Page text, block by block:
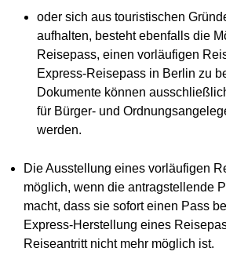
oder sich aus touristischen
aufhalten, besteht ebenfalls die
Reisepass, einen vorläufigen
Express-Reisepass in Berlin zu
Dokumente können
für Bürger- und
werden.
Die Ausstellung eines vorläufigen
möglich, wenn die antragstellende
macht, dass sie sofort einen Pass
Express-Herstellung eines
Reiseantritt nicht mehr möglich ist.